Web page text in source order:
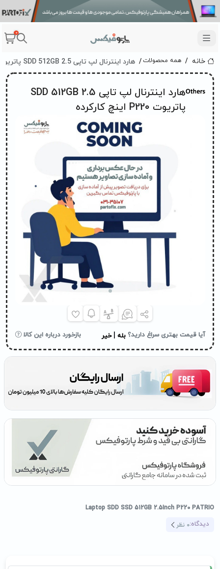
0
خانه همه محصولات هارد اینترنال لپ تاپی SDD 512GB 2.5 پاتریوت P220 اینچ کارکرده
Laptop SDD SSD 512GB 2.5Inch P220 PATRIO
دیدگاه:0 نظر
هارد اینترنال لپ تاپی SDD 512GB 2.5
پاتریوت P220 اینچ کارکرده
آیا قیمت بهتری سراغ دارید؟ بله خیر بازخورد درباره این کالا